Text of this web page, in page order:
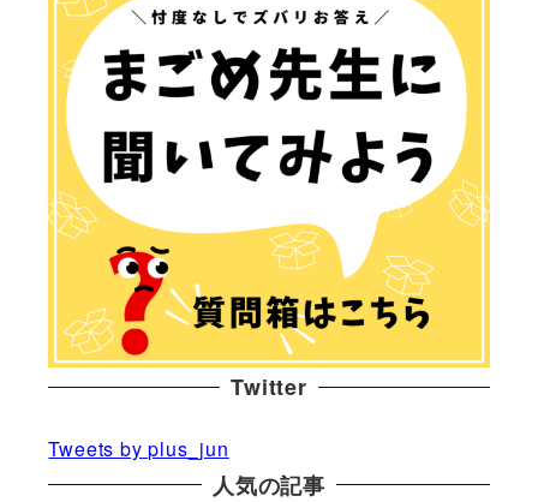
Twitter
Tweets by plus_jun
人気の記事